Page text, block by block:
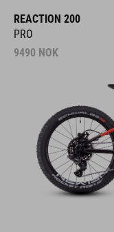
REACTION 200
PRO
9490 NOK